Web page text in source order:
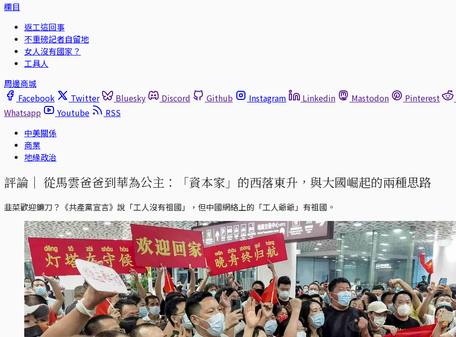
欄目
返工這回事
不重磅記者自留地
女人沒有國家？
工具人
周邊商城
Facebook
Twitter Bluesky Discord Github Instagram Linkedin Mastodon Pinterest
Whatsapp
Youtube
RSS
中美關係
商業
地緣政治
評論｜ 從馬雲爸爸到華為公主：「資本家」的西落東升，與大國崛起的兩種思路
韭菜歡迎鐮刀？《共產黨宣言》說「工人沒有祖國」，但中國網絡上的「工人爺爺」有祖國。